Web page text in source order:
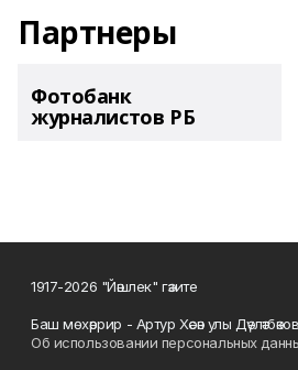
Партнеры
Фотобанк
журналистов РБ
1917-2026 "Йәшлек" гәзите
Баш мөхәррир - Артур Хәсән улы Дәүләтбәков
Об использовании персональных